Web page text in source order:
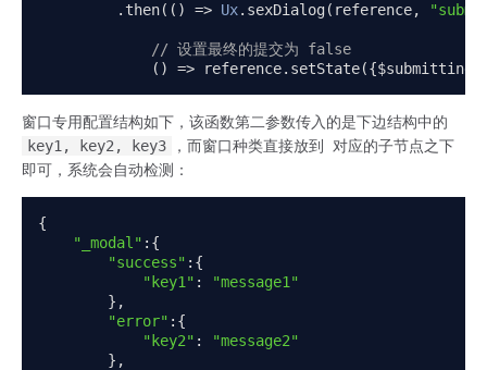
. then(() => Ux. sexDialog( reference,
// 设置最终的提交为 false
()
=> reference. setState({$submitting
窗口专用配置结构如下，该函数第二参数传入的是下边结构中的
key1, key2, key3
，而窗口种类直接放到 对应的子节点之下
即可，系统会自动检测：
{
"_modal" :{
"success" :{
"key1" :
"message1"
},
"error" :{
"key2" :
"message2"
},